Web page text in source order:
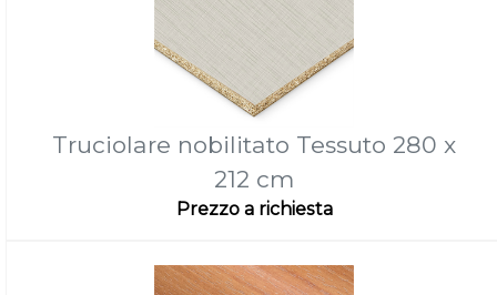
Truciolare nobilitato Tessuto 280 x
212 cm
Prezzo a richiesta